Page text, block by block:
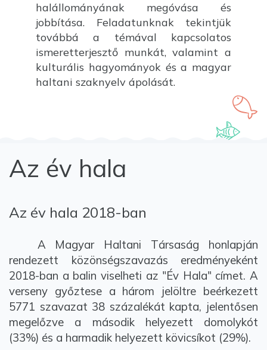
halállományának megóvása és
jobbítása. Feladatunknak tekintjük
továbbá a témával kapcsolatos
ismeretterjesztő munkát, valamint a
kulturális hagyományok és a magyar
haltani szaknyelv ápolását.
Az év hala
Az év hala 2018-ban
A Magyar Haltani Társaság honlapján
rendezett közönségszavazás eredményeként
2018-ban a balin viselheti az "Év Hala" címet. A
verseny győztese a három jelöltre beérkezett
5771 szavazat 38 százalékát kapta, jelentősen
megelőzve a második helyezett domolykót
(33%) és a harmadik helyezett kövicsíkot (29%).